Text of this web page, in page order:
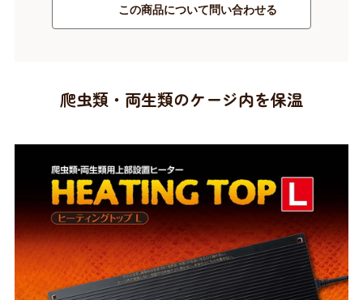
この商品について問い合わせる
爬虫類・両生類のケージ内を保温